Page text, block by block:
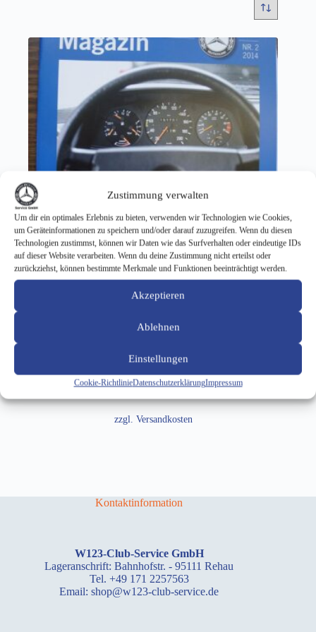
Zustimmung verwalten
Um dir ein optimales Erlebnis zu bieten, verwenden wir Technologien wie Cookies,
um Geräteinformationen zu speichern und/oder darauf zuzugreifen. Wenn du diesen
Technologien zustimmst, können wir Daten wie das Surfverhalten oder eindeutige IDs
auf dieser Website verarbeiten. Wenn du deine Zustimmung nicht erteilst oder
zurückziehst, können bestimmte Merkmale und Funktionen beeinträchtigt werden.
Akzeptieren
Ablehnen
Einstellungen
Cookie-RichtlinieDatenschutzerklärungImpressum
3,00€
In den Warenkorb
zzgl. Versandkosten
Kontaktinformation
W123-Club-Service GmbH
Lageranschrift: Bahnhofstr. - 95111 Rehau
Tel. +49 171 2257563
Email: shop@w123-club-service.de